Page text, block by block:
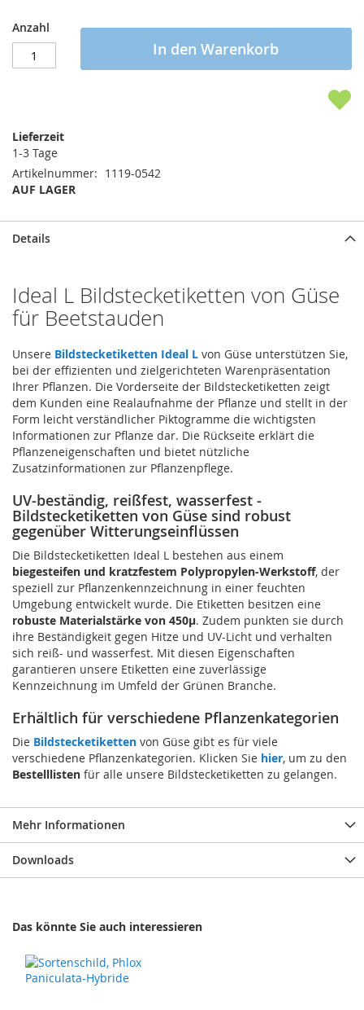
Anzahl
In den Warenkorb
Lieferzeit
1-3 Tage
Artikelnummer
1119-0542
AUF LAGER
Details
Ideal L Bildstecketiketten von Güse
für Beetstauden
Unsere Bildstecketiketten Ideal L von Güse unterstützen Sie,
bei der effizienten und zielgerichteten Warenpräsentation
Ihrer Pflanzen. Die Vorderseite der Bildstecketiketten zeigt
dem Kunden eine Realaufnahme der Pflanze und stellt in der
Form leicht verständlicher Piktogramme die wichtigsten
Informationen zur Pflanze dar. Die Rückseite erklärt die
Pflanzeneigenschaften und bietet nützliche
Zusatzinformationen zur Pflanzenpflege.
UV-beständig, reißfest, wasserfest -
Bildstecketiketten von Güse sind robust
gegenüber Witterungseinflüssen
Die Bildstecketiketten Ideal L bestehen aus einem
biegesteifen und kratzfestem Polypropylen-Werkstoff, der
speziell zur Pflanzenkennzeichnung in einer feuchten
Umgebung entwickelt wurde. Die Etiketten besitzen eine
robuste Materialstärke von 450µ. Zudem punkten sie durch
ihre Beständigkeit gegen Hitze und UV-Licht und verhalten
sich reiß- und wasserfest. Mit diesen Eigenschaften
garantieren unsere Etiketten eine zuverlässige
Kennzeichnung im Umfeld der Grünen Branche.
Erhältlich für verschiedene Pflanzenkategorien
Die Bildstecketiketten von Güse gibt es für viele
verschiedene Pflanzenkategorien. Klicken Sie hier, um zu den
Bestelllisten für alle unsere Bildstecketiketten zu gelangen.
Mehr Informationen
Downloads
Das könnte Sie auch interessieren